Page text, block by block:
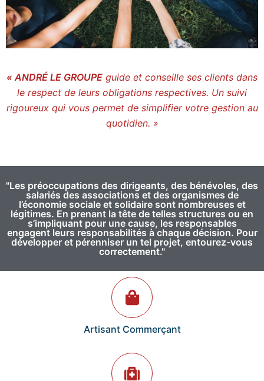
« ANDRÉ LE GROUPE guide et conseille ses clients dans
le respect de leurs obligations respectives. Un suivi
rigoureux qui vous permet de simplifier votre gestion au
quotidien. »
"Les préoccupations des dirigeants, des bénévoles, des
salariés des associations et des organismes de
l’économie sociale et solidaire sont nombreuses et
légitimes. En prenant la tête de telles structures ou en
s’impliquant pour une cause, les responsables
engagent leurs responsabilités à chaque décision. Pour
développer et pérenniser un tel projet, entourez-vous
correctement."
Artisant Commerçant